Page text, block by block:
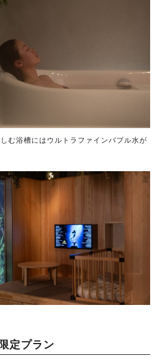
む浴槽にはウルトラファインバブル水が
定プラン